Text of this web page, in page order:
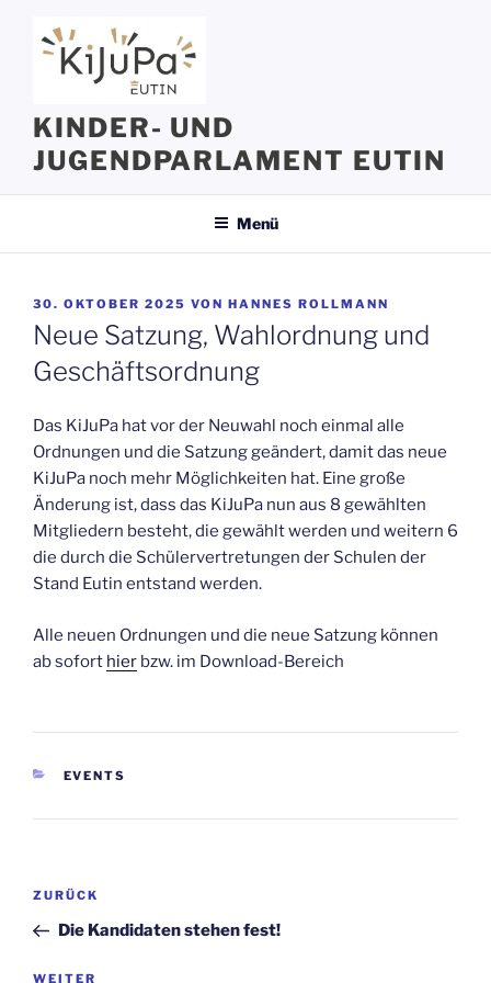
Inhalt
springen
KINDER- UND
JUGENDPARLAMENT EUTIN
Menü
VERÖFFENTLICHT
AM
30. OKTOBER 2025 VON HANNES ROLLMANN
Neue Satzung, Wahlordnung und
Geschäftsordnung
Das KiJuPa hat vor der Neuwahl noch einmal alle
Ordnungen und die Satzung geändert, damit das neue
KiJuPa noch mehr Möglichkeiten hat. Eine große
Änderung ist, dass das KiJuPa nun aus 8 gewählten
Mitgliedern besteht, die gewählt werden und weitern 6
die durch die Schülervertretungen der Schulen der
Stand Eutin entstand werden.
Alle neuen Ordnungen und die neue Satzung können
ab sofort hier bzw. im Download-Bereich
KATEGORIEN
EVENTS
Beitragsnavigation
Vorheriger
Beitrag
ZURÜCK
Die Kandidaten stehen fest!
WEITER